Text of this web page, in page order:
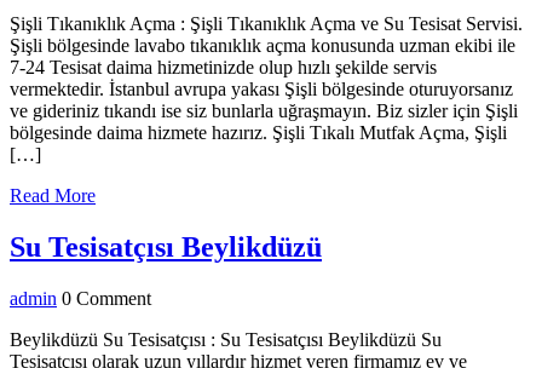
Şişli Tıkanıklık Açma : Şişli Tıkanıklık Açma ve Su Tesisat Servisi.
Şişli bölgesinde lavabo tıkanıklık açma konusunda uzman ekibi ile
7-24 Tesisat daima hizmetinizde olup hızlı şekilde servis
vermektedir. İstanbul avrupa yakası Şişli bölgesinde oturuyorsanız
ve gideriniz tıkandı ise siz bunlarla uğraşmayın. Biz sizler için Şişli
bölgesinde daima hizmete hazırız. Şişli Tıkalı Mutfak Açma, Şişli
[…]
Read MoreRead
Su Tesisatçısı Beylikdüzü
admin admin
0 Comment
Beylikdüzü Su Tesisatçısı : Su Tesisatçısı Beylikdüzü Su
Tesisatçısı olarak uzun yıllardır hizmet veren firmamız ev ve